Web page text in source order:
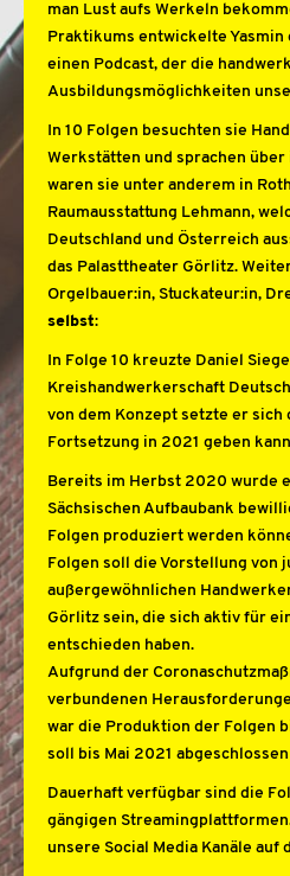
man Lust aufs Werkeln
Praktikums entwickelte
einen Podcast, der die
Ausbildungsmöglichkeiten
In 10 Folgen besuchten sie
Werkstätten und sprachen über
waren sie unter anderem in
Raumausstattung Lehmann,
Deutschland und Österreich
das Palasttheater Görlitz.
Orgelbauer:in, Stuckateur:in,
selbst:
In Folge 10 kreuzte Daniel
Kreishandwerkerschaft
von dem Konzept setzte er sich
Fortsetzung in 2021 geben
Bereits im Herbst 2020 wurde
Sächsischen Aufbaubank
Folgen produziert werden
Folgen soll die Vorstellung von
außergewöhnlichen
Görlitz sein, die sich aktiv für
entschieden haben.
Aufgrund der
verbundenen
war die Produktion der Folgen
soll bis Mai 2021
Dauerhaft verfügbar sind die
gängigen
unsere Social Media Kanäle auf